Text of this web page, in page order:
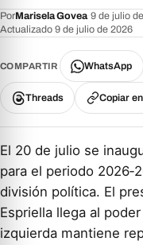
PorMarisela Govea· 9 de julio
Actualizado 9 de julio de 2026
COMPARTIR WhatsApp
Threads Copiar
El 20 de julio se
para el periodo
división política. El
Espriella llega al
izquierda mantiene